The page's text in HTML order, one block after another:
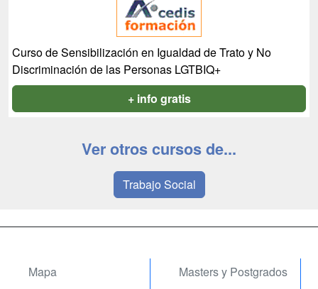
Curso de Sensibilización en Igualdad de Trato y No
Discriminación de las Personas LGTBIQ+
+ info gratis
Ver otros cursos de...
Trabajo Social
Mapa
Masters y Postgrados